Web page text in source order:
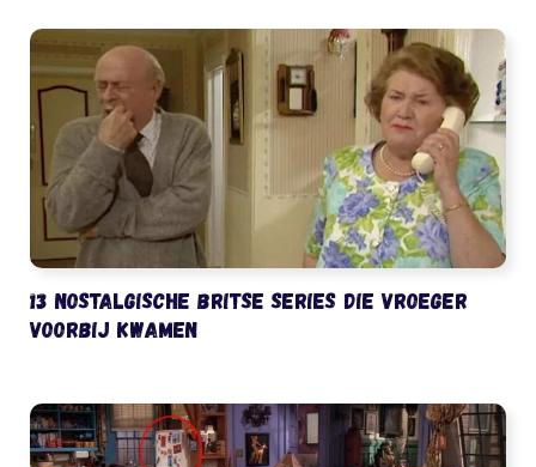
13 nostalgische Britse series die vroeger
voorbij kwamen